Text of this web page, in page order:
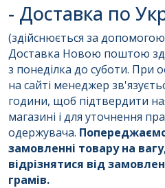
- Доставка по
(здійснюється за
Доставка Новою поштою
з понеділка до суботи. При
на сайті менеджер
години, щоб підтвердити
магазині і для уточнення
одержувача.
замовленні товару на
відрізнятися від
грамів.